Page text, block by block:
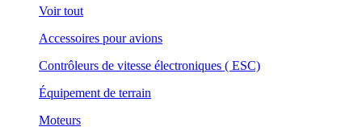
Voir tout
Accessoires pour avions
Contrôleurs de vitesse électroniques ( ESC)
Équipement de terrain
Moteurs